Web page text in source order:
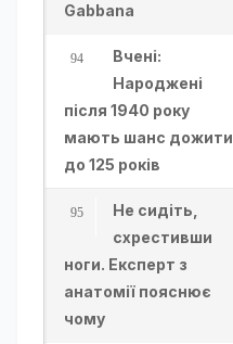
Gabbana
Вчені:
Народжені
після 1940 року
мають шанс дожити
до 125 років
Не сидіть,
схрестивши
ноги. Експерт з
анатомії пояснює
чому